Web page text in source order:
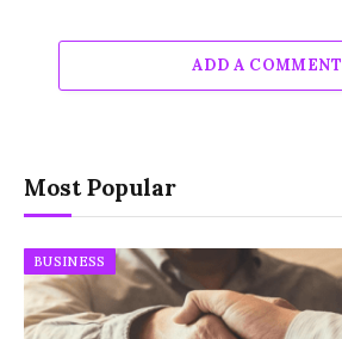
ADD A COMMENT
Most Popular
BUSINESS